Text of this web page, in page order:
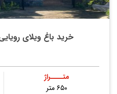
خرید باغ ویلای
متــــراژ
۶۵۰ متر